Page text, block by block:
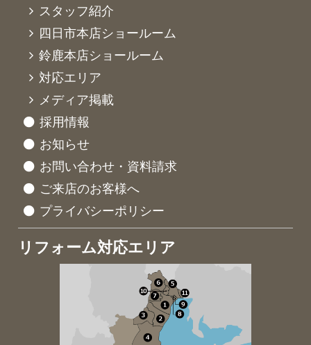
スタッフ紹介
四日市本店ショールーム
鈴鹿本店ショールーム
対応エリア
メディア掲載
採用情報
お知らせ
お問い合わせ・資料請求
ご来店のお客様へ
プライバシーポリシー
リフォーム対応エリア